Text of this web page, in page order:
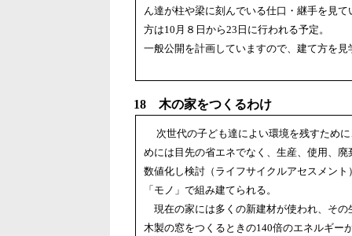
ん達が柱や梁に刻んでいる仕口・継手を見
方は10月８日から23日に行われる予定。
一般公開を計画していますので、建て方を
18 木の家をつくるわけ
次世代の子ども達によい環境を残すため
めには目先の省エネでなく、生産、使用、
数値化し検討（ライフサイクルアセスメン
「モノ」で組み建てられる。
現在の家には多くの新建材が使われ、そ
木製の窓をつくるときの140倍のエネルギー